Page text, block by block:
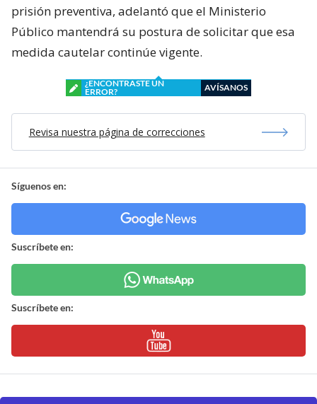
prisión preventiva, adelantó que el Ministerio
Público mantendrá su postura de solicitar que esa
medida cautelar continúe vigente.
¿ENCONTRASTE UN
ERROR?
AVÍSANOS
Revisa nuestra página de correcciones
Síguenos en:
Suscríbete en:
Suscríbete en: